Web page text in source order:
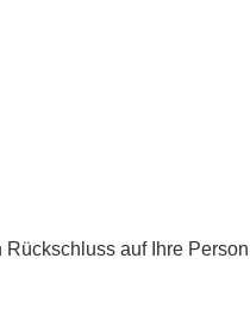
auf Ihre